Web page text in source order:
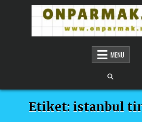
Skip to content
ONPARMAKNET SITELERMENU
Etiket: istanbul